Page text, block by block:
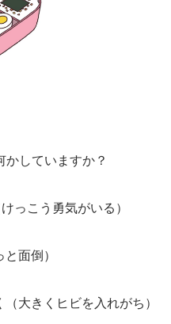
かしていますか？
っこう勇気がいる）
面倒）
大きくヒビを入れがち）